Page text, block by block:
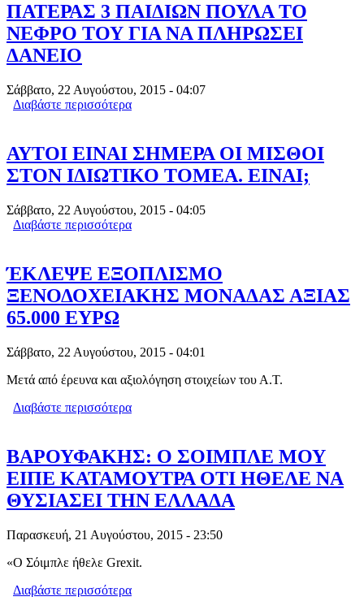
ΠΑΤΕΡΑΣ 3 ΠΑΙΔΙΩΝ ΠΟΥΛΑ ΤΟ
ΝΕΦΡΟ ΤΟΥ ΓΙΑ ΝΑ ΠΛΗΡΩΣΕΙ
ΔΑΝΕΙΟ
Σάββατο, 22 Αυγούστου, 2015 - 04:07
Διαβάστε περισσότερα
ΑΥΤΟΙ ΕΙΝΑΙ ΣΗΜΕΡΑ ΟΙ ΜΙΣΘΟΙ
ΣΤΟΝ ΙΔΙΩΤΙΚΟ ΤΟΜΕΑ. ΕΙΝΑΙ;
Σάββατο, 22 Αυγούστου, 2015 - 04:05
Διαβάστε περισσότερα
ΈΚΛΕΨΕ ΕΞΟΠΛΙΣΜΟ
ΞΕΝΟΔΟΧΕΙΑΚΗΣ ΜΟΝΑΔΑΣ ΑΞΙΑΣ
65.000 ΕΥΡΩ
Σάββατο, 22 Αυγούστου, 2015 - 04:01
Μετά από έρευνα και αξιολόγηση στοιχείων του Α.Τ.
Διαβάστε περισσότερα
ΒΑΡΟΥΦΑΚΗΣ: Ο ΣΟΙΜΠΛΕ ΜΟΥ
ΕΙΠΕ ΚΑΤΑΜΟΥΤΡΑ ΟΤΙ ΗΘΕΛΕ ΝΑ
ΘΥΣΙΑΣΕΙ ΤΗΝ ΕΛΛΑΔΑ
Παρασκευή, 21 Αυγούστου, 2015 - 23:50
«Ο Σόιμπλε ήθελε Grexit.
Διαβάστε περισσότερα